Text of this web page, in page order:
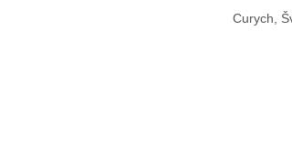
Curych,